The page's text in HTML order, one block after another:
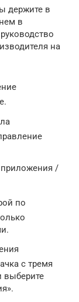
держите в
в
на
/
по
с тремя
выберите